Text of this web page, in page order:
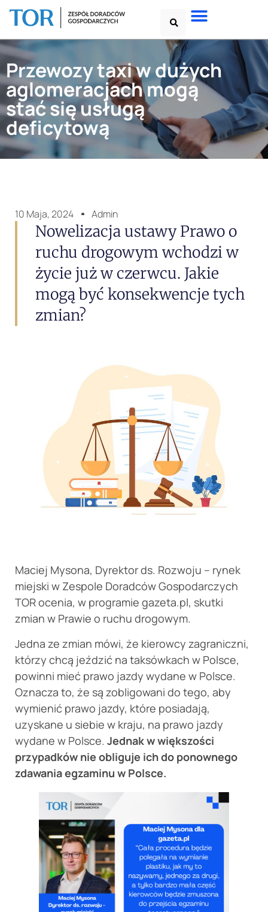
Przewozy taxi w dużych
aglomeracjach mogą
stać się usługą
deficytową
10 Maja, 2024 Admin
Nowelizacja ustawy Prawo o
ruchu drogowym wchodzi w
życie już w czerwcu. Jakie
mogą być konsekwencje tych
zmian?
Maciej Mysona, Dyrektor ds. Rozwoju – rynek
miejski w Zespole Doradców Gospodarczych
TOR ocenia, w programie gazeta.pl, skutki
zmian w Prawie o ruchu drogowym.
Jedna ze zmian mówi, że kierowcy zagraniczni,
którzy chcą jeździć na taksówkach w Polsce,
powinni mieć prawo jazdy wydane w Polsce.
Oznacza to, że są zobligowani do tego, aby
wymienić prawo jazdy, które posiadają,
uzyskane u siebie w kraju, na prawo jazdy
wydane w Polsce. Jednak w większości
przypadków nie obliguje ich do ponownego
zdawania egzaminu w Polsce.